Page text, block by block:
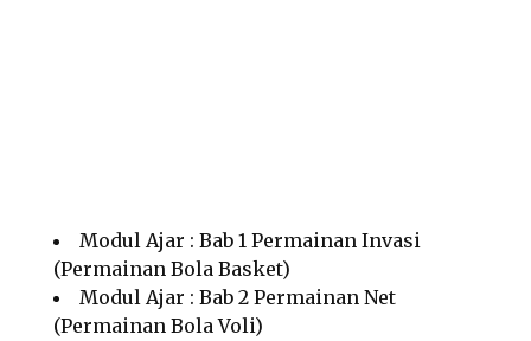
Modul Ajar : Bab 1 Permainan Invasi
(Permainan Bola Basket)
Modul Ajar : Bab 2 Permainan Net
(Permainan Bola Voli)